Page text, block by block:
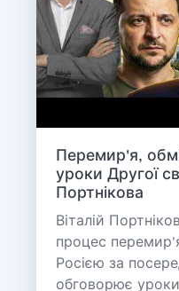
Перемир'я,
уроки Другої
Портнікова
Віталій
процес
Росією за
обговорює уроки